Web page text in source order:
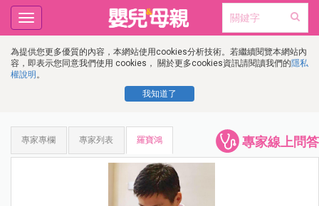
為提供您更多優質的內容，本網站使用cookies分析技術。若繼續閱覽本網站內
容，即表示您同意我們使用 cookies， 關於更多cookies資訊請閱讀我們的隱私
權說明 。
我知道了
Toggle
navigation
專家線上問答
專家專欄 專家列表 羅寶鴻